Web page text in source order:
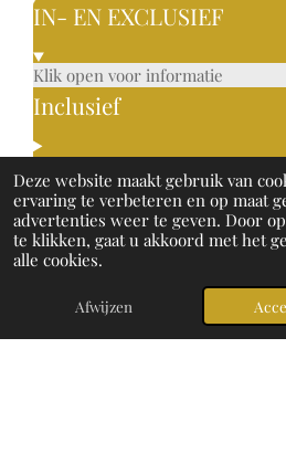
Deze website maakt gebruik van
ervaring te verbeteren en op maat
advertenties weer te geven. Door op
te klikken, gaat u akkoord met het
alle cookies.
Afwijzen
IN- EN EXCLUSIEF
Klik open voor informatie
Inclusief
Exclusief
E-mailadres